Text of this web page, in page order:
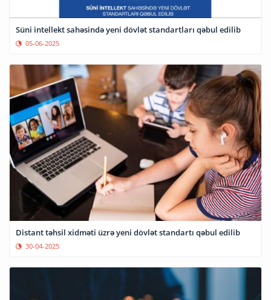
Süni intellekt sahəsində yeni dövlət standartları qəbul edilib
05-06-2025
Distant təhsil xidməti üzrə yeni dövlət standartı qəbul edilib
30-04-2025